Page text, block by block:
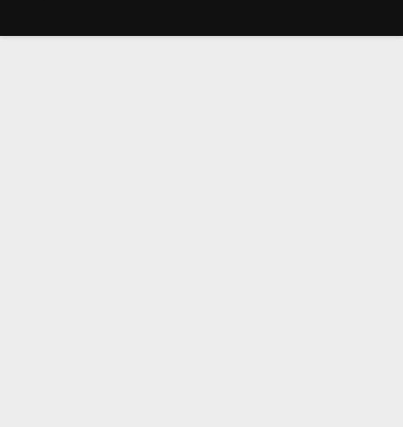
Возвращение живых
Без чувств